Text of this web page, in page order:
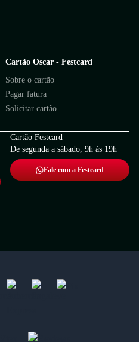
Cartão Oscar - Festcard
Sobre o cartão
Pagar fatura
Solicitar cartão
Cartão Festcard
De segunda a sábado, 9h às 19h
Fale com a Festcard